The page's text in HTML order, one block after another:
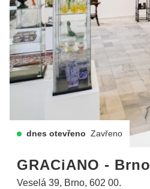
dnes otevřeno Zavřeno
GRACiANO - Brno
Veselá 39, Brno, 602 00.